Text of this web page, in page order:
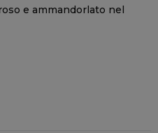
e ammandorlato nel